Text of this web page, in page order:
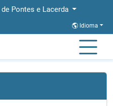
Pontes e Lacerda
Idioma
Colegiado do Curso de Direito